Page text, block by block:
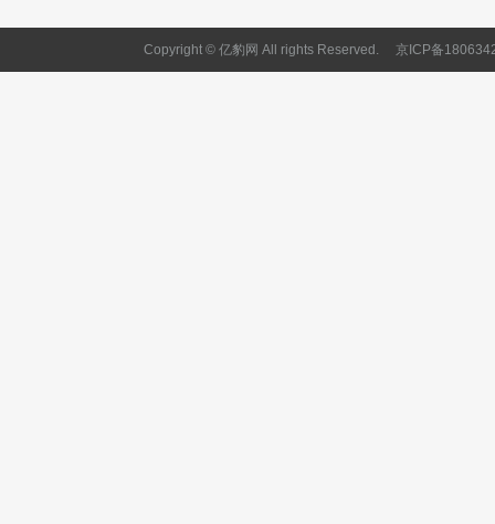
Copyright © 亿豹网 All rights Reserved. 京ICP备